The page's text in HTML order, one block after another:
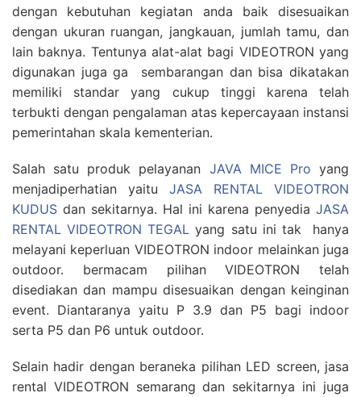
dengan kebutuhan kegiatan anda baik disesuaikan
dengan ukuran ruangan, jangkauan, jumlah tamu, dan
lain baknya. Tentunya alat-alat bagi VIDEOTRON yang
digunakan juga ga sembarangan dan bisa dikatakan
memiliki standar yang cukup tinggi karena telah
terbukti dengan pengalaman atas kepercayaan instansi
pemerintahan skala kementerian.
Salah satu produk pelayanan JAVA MICE Pro yang
menjadiperhatian yaitu JASA RENTAL VIDEOTRON
KUDUS dan sekitarnya. Hal ini karena penyedia JASA
RENTAL VIDEOTRON TEGAL yang satu ini tak hanya
melayani keperluan VIDEOTRON indoor melainkan juga
outdoor. bermacam pilihan VIDEOTRON telah
disediakan dan mampu disesuaikan dengan keinginan
event. Diantaranya yaitu P 3.9 dan P5 bagi indoor
serta P5 dan P6 untuk outdoor.
Selain hadir dengan beraneka pilihan LED screen, jasa
rental VIDEOTRON semarang dan sekitarnya ini juga